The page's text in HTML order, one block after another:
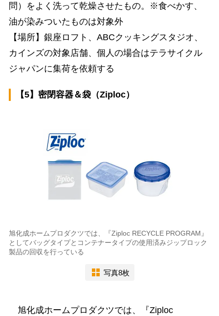
問）をよく洗って乾燥させたもの。※食べかす、
油が染みついたものは対象外
【場所】銀座ロフト、ABCクッキングスタジオ、
カインズの対象店舗、個人の場合はテラサイクル
ジャパンに集荷を依頼する
【5】密閉容器＆袋（Ziploc）
旭化成ホームプロダクツでは、『Ziploc RECYCLE PROGRAM』
としてバッグタイプとコンテナータイプの使用済みジップロック
製品の回収を行っている
写真8枚
旭化成ホームプロダクツでは、『Ziploc